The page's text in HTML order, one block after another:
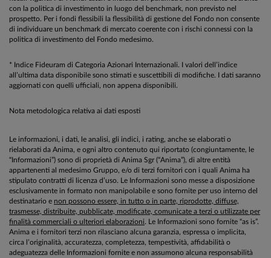
con la politica di investimento in luogo del benchmark, non previsto nel
prospetto. Per i fondi flessibili la flessibilità di gestione del Fondo non consente
di individuare un benchmark di mercato coerente con i rischi connessi con la
politica di investimento del Fondo medesimo.
* Indice Fideuram di Categoria Azionari Internazionali. I valori dell’indice
all’ultima data disponibile sono stimati e suscettibili di modifiche. I dati saranno
aggiornati con quelli ufficiali, non appena disponibili.
Nota metodologica relativa ai dati esposti
Le informazioni, i dati, le analisi, gli indici, i rating, anche se elaborati o
rielaborati da Anima, e ogni altro contenuto qui riportato (congiuntamente, le
“Informazioni”) sono di proprietà di Anima Sgr (“Anima”), di altre entità
appartenenti al medesimo Gruppo, e/o di terzi fornitori con i quali Anima ha
stipulato contratti di licenza d’uso. Le Informazioni sono messe a disposizione
esclusivamente in formato non manipolabile e sono fornite per uso interno del
destinatario e non possono essere, in tutto o in parte, riprodotte, diffuse,
trasmesse, distribuite, pubblicate, modificate, comunicate a terzi o utilizzate per
finalità commerciali o ulteriori elaborazioni. Le Informazioni sono fornite “as is”.
Anima e i fornitori terzi non rilasciano alcuna garanzia, espressa o implicita,
circa l’originalità, accuratezza, completezza, tempestività, affidabilità o
adeguatezza delle Informazioni fornite e non assumono alcuna responsabilità